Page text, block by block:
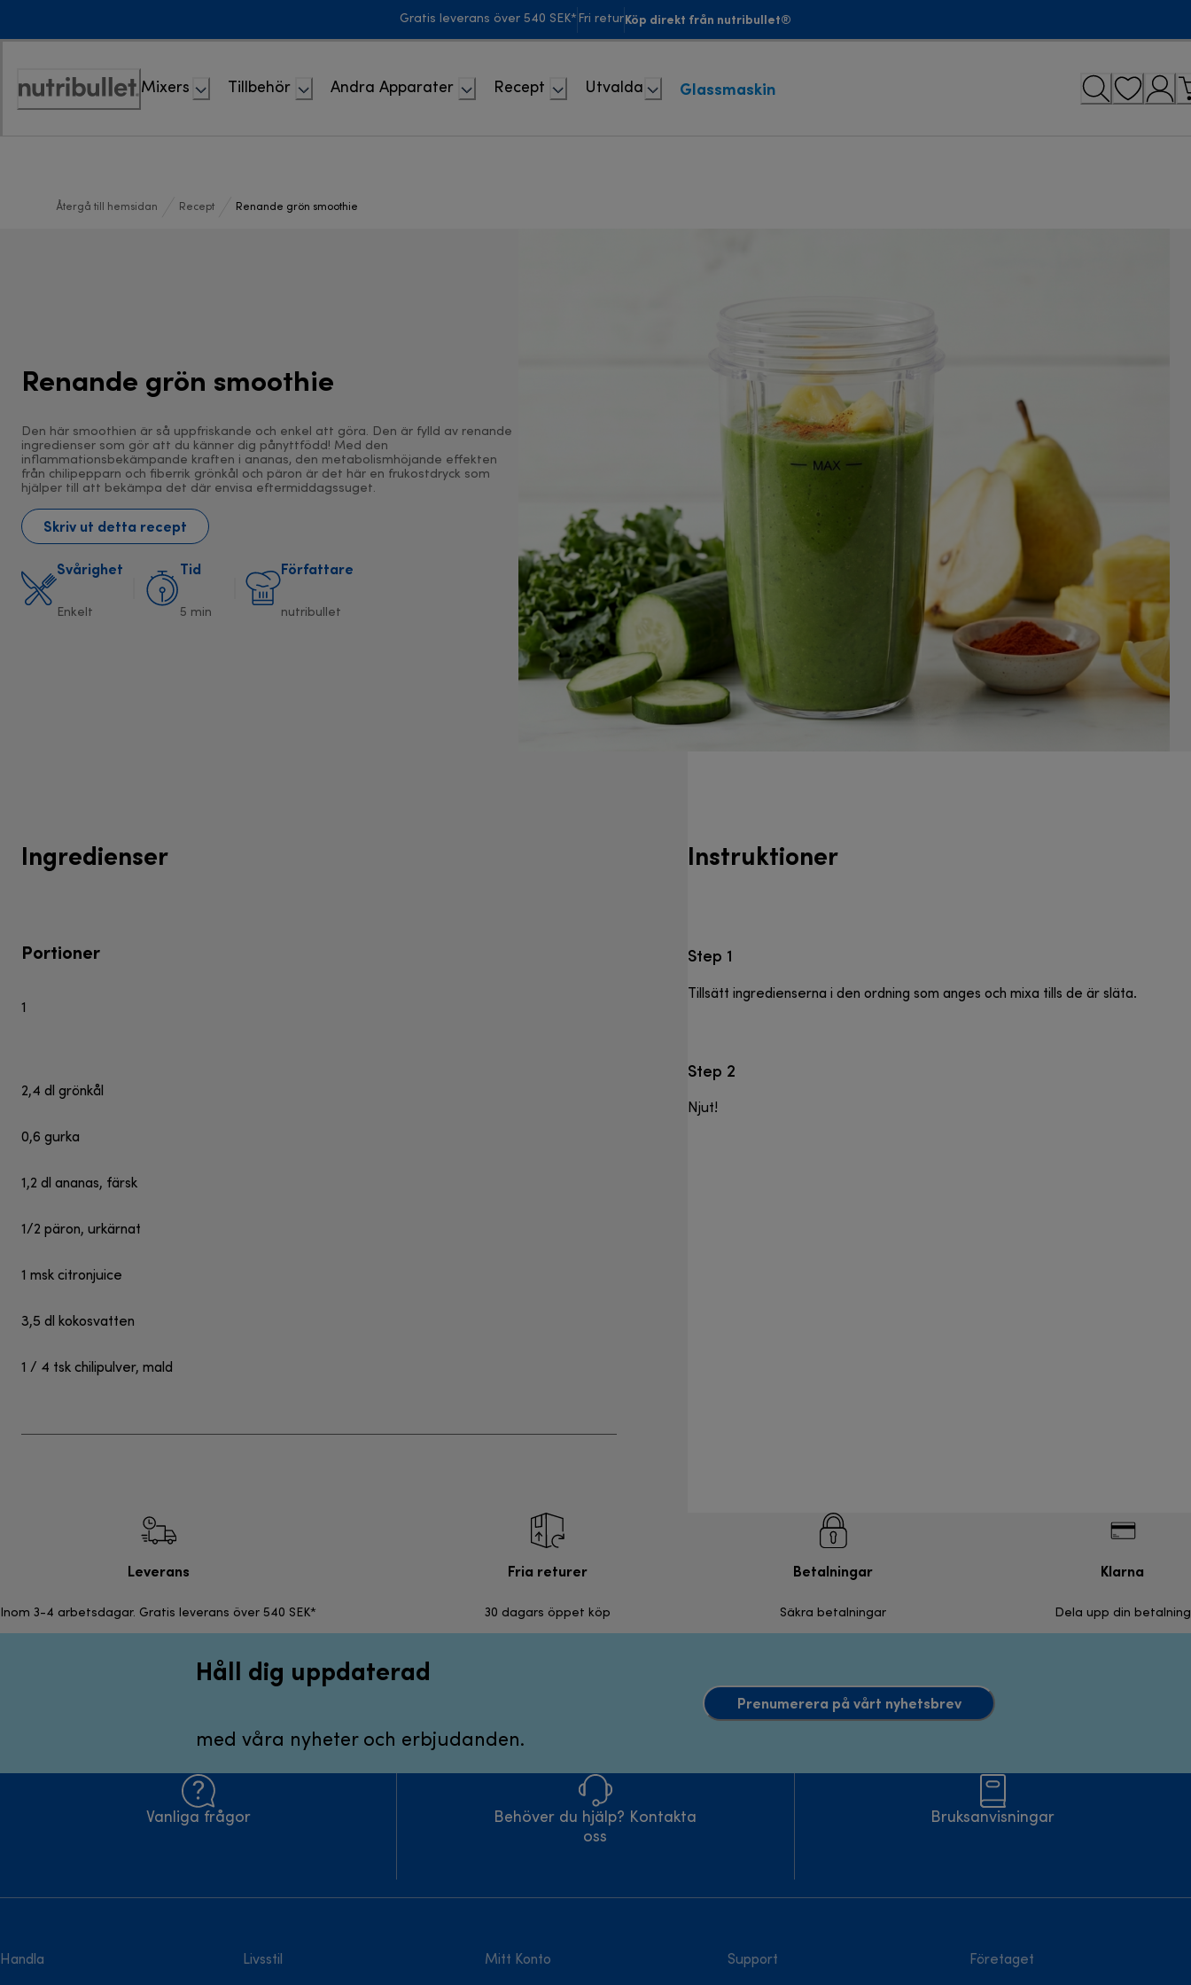
Gratis leverans över 540 SEK* Fri returKöp direkt från nutribullet®
Accessibility
Mixers Tillbehör Andra Apparater Recept Utvalda Glassmaskin
Återgå till hemsidan Recept Renande grön smoothie
Renande grön smoothie
Den här smoothien är så uppfriskande och enkel att göra. Den är fylld av renande
ingredienser som gör att du känner dig pånyttfödd! Med den
inflammationsbekämpande kraften i ananas, den metabolismhöjande effekten
från chilipepparn och fiberrik grönkål och päron är det här en frukostdryck som
hjälper till att bekämpa det där envisa eftermiddagssuget.
Skriv ut detta recept
Svårighet
Enkelt
Tid
5 min
Författare
nutribullet
Ingredienser
Portioner
1
2,4 dl grönkål
0,6 gurka
1,2 dl ananas, färsk
1/2 päron, urkärnat
1 msk citronjuice
3,5 dl kokosvatten
1 / 4 tsk chilipulver, mald
Instruktioner
Step 1
Tillsätt ingredienserna i den ordning som anges och mixa tills de är släta.
Step 2
Njut!
Leverans
Inom 3-4 arbetsdagar. Gratis leverans över 540 SEK*
Fria returer
30 dagars öppet köp
Betalningar
Säkra betalningar
Klarna
Dela upp din betalning
Håll dig uppdaterad
med våra nyheter och erbjudanden.
Prenumerera på vårt nyhetsbrev
Vanliga frågor
Behöver du hjälp? Kontakta
oss
Bruksanvisningar
Handla Livsstil Mitt Konto Support Företaget